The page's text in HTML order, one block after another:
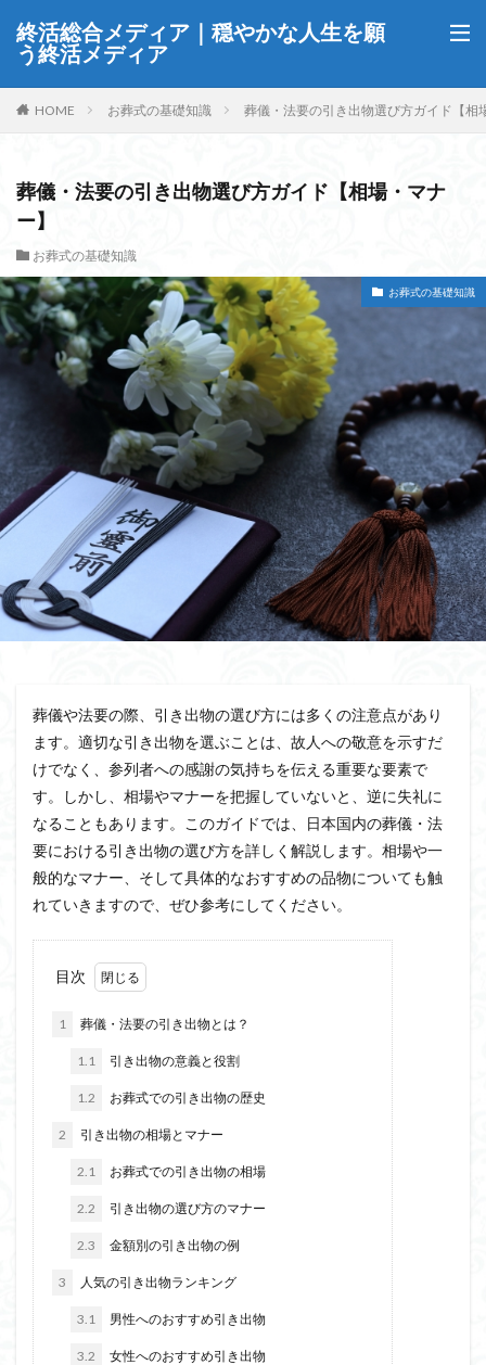
終活総合メディア｜穏やかな人生を願
う終活メディア
HOME お葬式の基礎知識 葬儀・法要の引き出物選び方ガイド【相
葬儀・法要の引き出物選び方ガイド【相場・マナ
ー】
お葬式の基礎知識
お葬式の基礎知識
葬儀や法要の際、引き出物の選び方には多くの注意点があり
ます。適切な引き出物を選ぶことは、故人への敬意を示すだ
けでなく、参列者への感謝の気持ちを伝える重要な要素で
す。しかし、相場やマナーを把握していないと、逆に失礼に
なることもあります。このガイドでは、日本国内の葬儀・法
要における引き出物の選び方を詳しく解説します。相場や一
般的なマナー、そして具体的なおすすめの品物についても触
れていきますので、ぜひ参考にしてください。
目次
1 葬儀・法要の引き出物とは？
1.1 引き出物の意義と役割
1.2 お葬式での引き出物の歴史
2 引き出物の相場とマナー
2.1 お葬式での引き出物の相場
2.2 引き出物の選び方のマナー
2.3 金額別の引き出物の例
3 人気の引き出物ランキング
3.1 男性へのおすすめ引き出物
3.2 女性へのおすすめ引き出物